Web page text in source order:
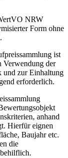
NRW
Form ohne
ist
Verwendung der
und zur Einhaltung
erforderlich.
anhand
Hierfür eignen
Baujahr etc.
die
behilflich.